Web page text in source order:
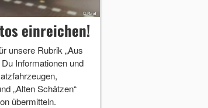
einreichen!
unsere Rubrik „Aus
Informationen und
„Alten Schätzen“
übermitteln.